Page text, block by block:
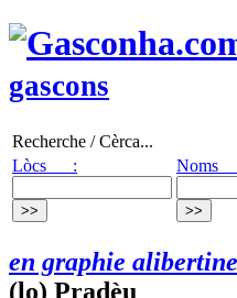
gascons
Recherche / Cèrca...
Lòcs :
en graphie
(lo) Pradèu